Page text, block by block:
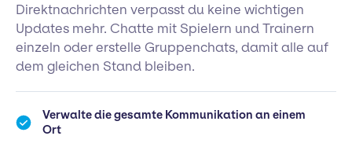
Direktnachrichten verpasst du keine wichtigen
Updates mehr. Chatte mit Spielern und Trainern
einzeln oder erstelle Gruppenchats, damit alle auf
dem gleichen Stand bleiben.
Verwalte die gesamte Kommunikation an einem
Ort